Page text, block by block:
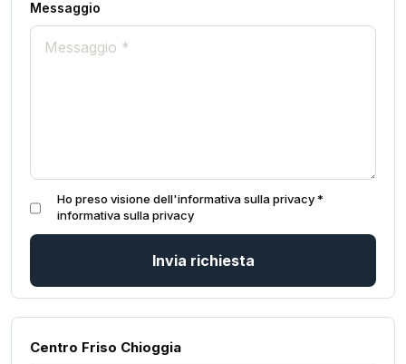
Messaggio
Ho preso visione dell'informativa sulla privacy *
informativa sulla privacy
Invia richiesta
Centro Friso Chioggia